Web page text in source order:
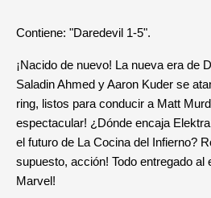
Contiene: "Daredevil 1-5".
¡Nacido de nuevo! La nueva era de
Saladin Ahmed y Aaron Kuder se
ring, listos para conducir a Matt
espectacular! ¿Dónde encaja
el futuro de La Cocina del Infierno?
supuesto, acción! Todo entregado al
Marvel!